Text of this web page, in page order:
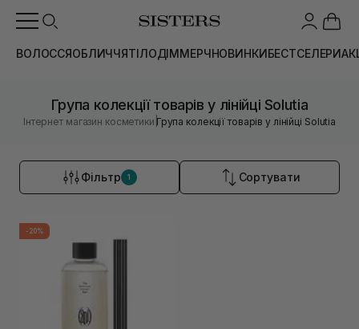
ВОЛОССЯОБЛИЧЧЯТІЛОДІММЕРЧНОВИНКИБЕСТСЕЛЕРИ
Група колекції товарів у лінійці Solutia
Інтернет магазин косметики |Група колекції товарів у лінійці Solutia
Фільтр 1 Сортувати
-20%